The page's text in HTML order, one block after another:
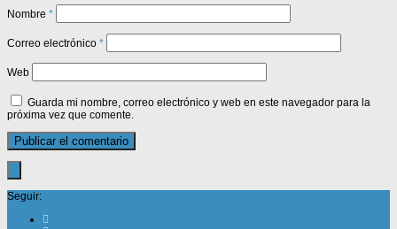
Nombre *
Correo electrónico *
Web
Guarda mi nombre, correo electrónico y web en este navegador para la
próxima vez que comente.
Seguir: